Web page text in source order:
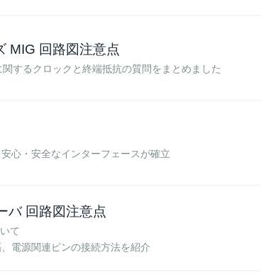
MIG 回路図注意点
するクロックと終端抵抗の質問をまとめました
心・安全なインターフェースが確立
バ 回路図注意点
て
電源関連ピンの接続方法を紹介